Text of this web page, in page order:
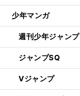
少年マンガ
週刊少年ジャンプ
ジャンプSQ
Vジャンプ